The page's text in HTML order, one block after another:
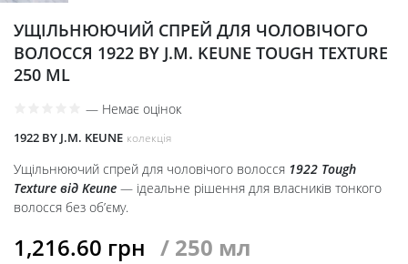
УЩІЛЬНЮЮЧИЙ СПРЕЙ ДЛЯ ЧОЛОВІЧОГО
ВОЛОССЯ 1922 BY J.M. KEUNE TOUGH TEXTURE
250 ML
— Немає оцінок
1922 BY J.M. KEUNE колекція
Ущільнюючий спрей для чоловічого волосся 1922 Tough
Texture від Keune — ідеальне рішення для власників тонкого
волосся без об’єму.
1,216.60 грн / 250 мл